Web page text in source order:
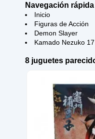
Navegación
Inicio
Figuras de Acción
Demon Slayer
Kamado Nezuko
8 juguetes